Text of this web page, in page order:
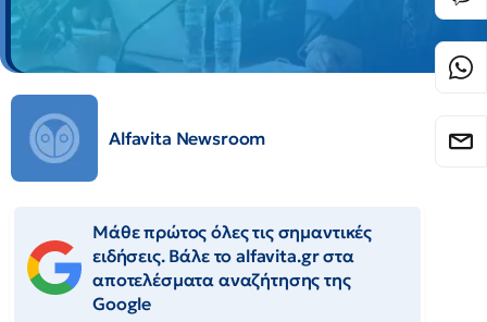
Alfavita Newsroom
Μάθε πρώτος όλες τις σημαντικές
ειδήσεις. Βάλε το alfavita.gr στα
αποτελέσματα αναζήτησης της
Google